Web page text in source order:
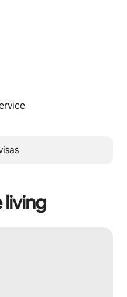
living